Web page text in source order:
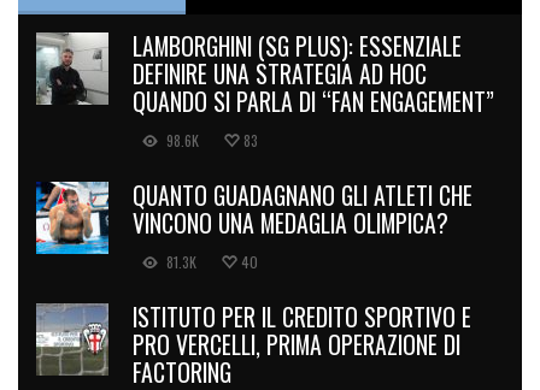
LAMBORGHINI (SG PLUS): ESSENZIALE
DEFINIRE UNA STRATEGIA AD HOC
QUANDO SI PARLA DI “FAN ENGAGEMENT”
98.6K 83
QUANTO GUADAGNANO GLI ATLETI CHE
VINCONO UNA MEDAGLIA OLIMPICA?
81.3K 40
ISTITUTO PER IL CREDITO SPORTIVO E
PRO VERCELLI, PRIMA OPERAZIONE DI
FACTORING